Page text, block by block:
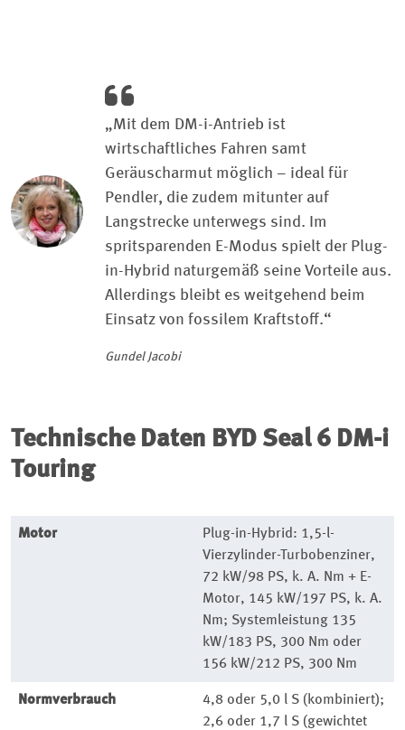
„Mit dem DM-i-Antrieb ist
wirtschaftliches Fahren samt
Geräuscharmut möglich – ideal für
Pendler, die zudem mitunter auf
Langstrecke unterwegs sind. Im
spritsparenden E-Modus spielt der Plug-
in-Hybrid naturgemäß seine Vorteile aus.
Allerdings bleibt es weitgehend beim
Einsatz von fossilem Kraftstoff.“
Gundel Jacobi
Technische Daten BYD Seal 6 DM-i
Touring
Motor
Plug-in-Hybrid: 1,5-l-
Vierzylinder-Turbobenziner,
72 kW/98 PS, k. A. Nm + E-
Motor, 145 kW/197 PS, k. A.
Nm; Systemleistung 135
kW/183 PS, 300 Nm oder
156 kW/212 PS, 300 Nm
Normverbrauch
4,8 oder 5,0 l S (kombiniert);
2,6 oder 1,7 l S (gewichtet